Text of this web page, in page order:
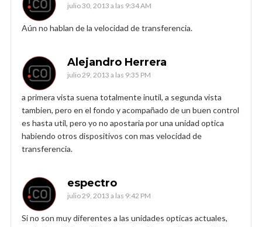
julio 30, 2013 a las 9:34 AM
Aún no hablan de la velocidad de transferencia.
Alejandro Herrera
julio 29, 2013 a las 9:35 PM
a primera vista suena totalmente inutil, a segunda vista
tambien, pero en el fondo y acompañado de un buen control
es hasta util, pero yo no apostaria por una unidad optica
habiendo otros dispositivos con mas velocidad de
transferencia.
espectro
julio 29, 2013 a las 9:42 PM
Si no son muy diferentes a las unidades opticas actuales,